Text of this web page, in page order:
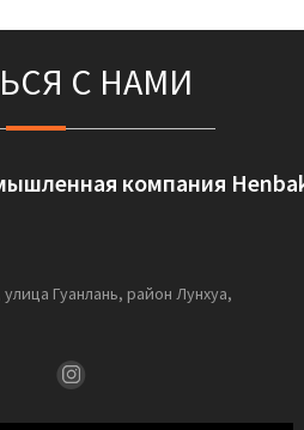
С НАМИ
компания
Гуанлань, район Лунхуа,